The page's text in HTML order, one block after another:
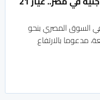
السوق المصري بنحو
مدعوما بالارتفاع